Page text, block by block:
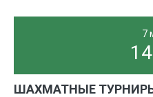
7
ШАХМАТНЫЕ